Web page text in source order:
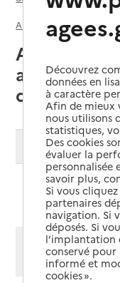
Aude (11) Association
Aude (11) :
d'usagers,
Modifier ma
Afficher les
Mode liste
Découvrez
données en
à caractère
Afin de mieux
nous utilisons
statistiques,
Des cookies
évaluer la
savoir plus,
Si vous
partenaires
navigation. Si
déposés. Si
l’implantation
conservé pour
informé et
cookies ».